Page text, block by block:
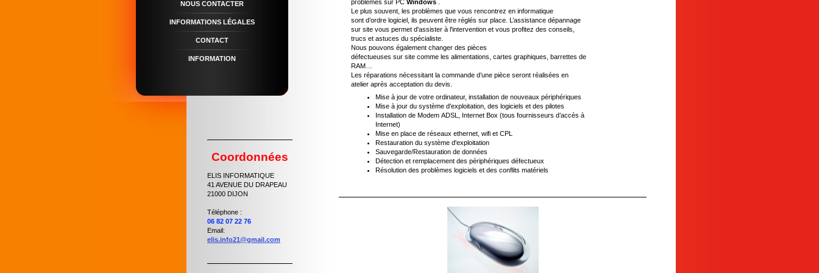
problèmes sur PC Windows
Le plus souvent, les problèmes que vous rencontrez en informatique
sont d’ordre logiciel, ils peuvent être réglés sur place. L’assistance dépannage
sur site vous permet d'assister à l'intervention et vous profitez des conseils,
trucs et astuces du spécialiste.
Nous pouvons également changer des pièces
défectueuses sur site comme les alimentations, cartes graphiques, barrettes de
RAM…
Les réparations nécessitant la commande d’une pièce seront réalisées en
atelier après acceptation du devis.
Mise à jour de votre ordinateur, installation de nouveaux périphériques
Mise à jour du système d'exploitation, des logiciels et des pilotes
Installation de Modem ADSL, Internet Box (tous fournisseurs d’accès à
Internet)
Mise en place de réseaux ethernet, wifi et CPL
Restauration du système d'exploitation
Sauvegarde/Restauration de données
Détection et remplacement des périphériques défectueux
Résolution des problèmes logiciels et des conflits matériels
NOUS CONTACTER
INFORMATIONS LÉGALES
CONTACT
INFORMATION
Coordonnées
ELIS INFORMATIQUE
41 AVENUE DU DRAPEAU
21000 DIJON
Téléphone :
06 82 07 22 76
Email:
elis.info21@gmail.com